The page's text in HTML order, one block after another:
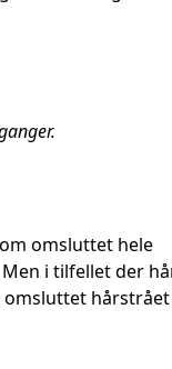
omsluttet hele
i tilfellet der